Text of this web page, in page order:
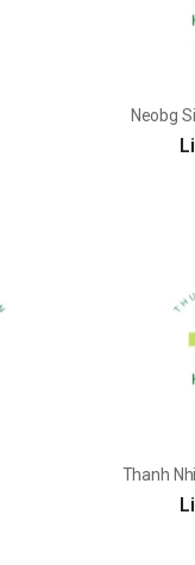
Neobg
Thanh